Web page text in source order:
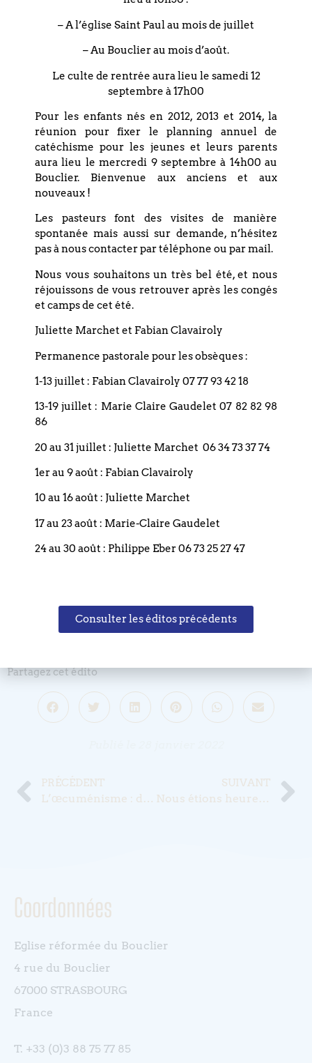
vue largement à la hauteur des enjeux et une
compétence que chacun lui reconnait ».
Pasteur Pierre Magne
Les rendez-vous de la semaine
Samedi 30 janvier, 10h30 culte « en présence » et
sur www.envideo.lebouclier.fr
Dimanche 30 janvier, 17h00 au temple du
Bouclier : concert piano et chant, œuvres de
Wagner, Mahler, Schönberg.
Jeudi 3 février, 20h00 visio-conférence sur :
www.envideo.lebouclier.fr Femmes, Féminisme
et Judaïsme : des femmes rabbins ?avec
Myriam et Emile Ackermann, élèves rabbins du
courant juif orthodoxe moderne. Dans le cadre
des conférences sur « Femmes et religions », de
l’association d’amitié judéo-chrétienne de
Charles Péguy.
Pour aller plus loin
Discours à l’occasion desvœux de la
Fédération protestante de France
article1863
Adresse du Pasteur François Clavairoly,
à Emmanuel Macron, Président de la République
le 26 octobre 2021 (Cliquez ici pour en savoir
Site de la Fédération Protestante de France :
Partagez cet édito
PRÉCÉDENT
L’œcuménisme : de l’utopie à la maturité.
SUIVANT
Nous étions heureux…
Coordonnées
Eglise réformée du Bouclier
4 rue du Bouclier
67000 STRASBOURG
France
T. +33 (0)3 88 75 77 85
– A l’église Saint Paul au mois de juillet
– Au Bouclier au mois d’août.
Le culte de rentrée aura lieu le samedi 12
septembre à 17h00
Pour les enfants nés en 2012, 2013 et 2014, la
réunion pour fixer le planning annuel de
catéchisme pour les jeunes et leurs parents
aura lieu le mercredi 9 septembre à 14h00 au
Bouclier. Bienvenue aux anciens et aux
nouveaux !
Les pasteurs font des visites de manière
spontanée mais aussi sur demande, n’hésitez
pas à nous contacter par téléphone ou par mail.
Nous vous souhaitons un très bel été, et nous
réjouissons de vous retrouver après les congés
et camps de cet été.
Juliette Marchet et Fabian Clavairoly
Permanence pastorale pour les obsèques :
1-13 juillet : Fabian Clavairoly 07 77 93 42 18
13-19 juillet : Marie Claire Gaudelet 07 82 82 98
86
20 au 31 juillet : Juliette Marchet 06 34 73 37 74
1er au 9 août : Fabian Clavairoly
10 au 16 août : Juliette Marchet
17 au 23 août : Marie-Claire Gaudelet
24 au 30 août : Philippe Eber 06 73 25 27 47
Consulter les éditos précédents